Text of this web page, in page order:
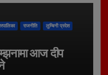
राजनीति लुम्बिनी प्रदेश
आज दीप